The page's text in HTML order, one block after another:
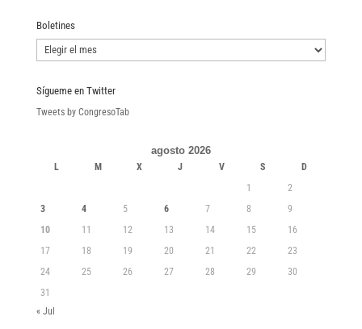
Boletines
Boletines
Sígueme en Twitter
Tweets by CongresoTab
agosto 2026
L M X J V S
D
1
2
3
4 5 6 7 8
9
10
11 12 13 14 15
16
17
18 19 20 21 22
23
24
25 26 27 28 29
30
31
« Jul